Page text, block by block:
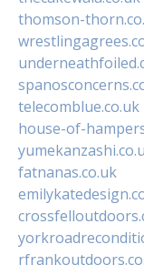
thomson-
telecomblue.co.uk
house-of-
fatnanas.co.uk